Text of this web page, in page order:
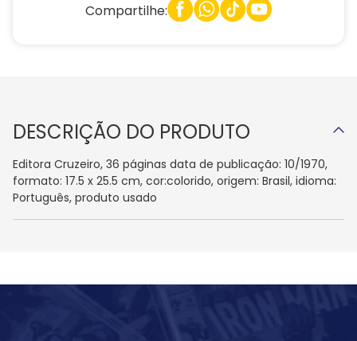
Compartilhe:
DESCRIÇÃO DO PRODUTO
Editora Cruzeiro, 36 páginas data de publicação: 10/1970,
formato: 17.5 x 25.5 cm, cor:colorido, origem: Brasil, idioma:
Português, produto usado